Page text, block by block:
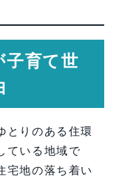
子育て世
とりのある住環
ている地域で
宅地の落ち着い